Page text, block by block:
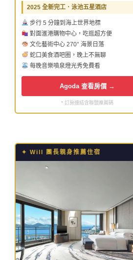
2025 全新完工．泳池五星酒店
步行 5 分鐘到海上世界地標
對面滙港購物中心，吃逛超方便
文化藝術中心 270° 海景日落
蛇口美食酒吧圈，晚上不無聊
每晚音樂噴泉燈光秀免費看
Agoda 查看房價 →
* 訂房連結含聯盟推薦碼
✦ Will 團長親身推薦住宿